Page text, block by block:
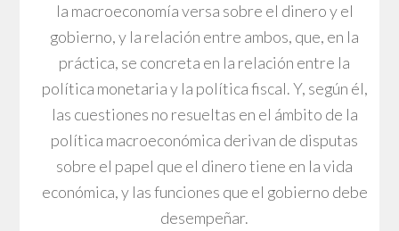
la macroeconomía versa sobre el dinero y el
gobierno, y la relación entre ambos, que, en la
práctica, se concreta en la relación entre la
política monetaria y la política fiscal. Y, según él,
las cuestiones no resueltas en el ámbito de la
política macroeconómica derivan de disputas
sobre el papel que el dinero tiene en la vida
económica, y las funciones que el gobierno debe
desempeñar.